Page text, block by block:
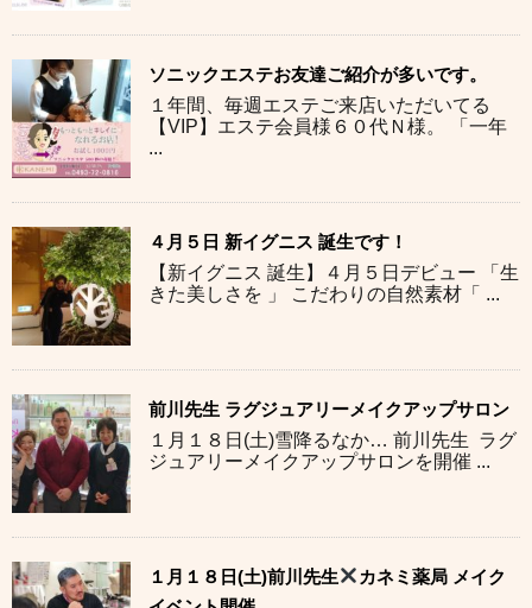
ソニックエステお友達ご紹介が多いです。
１年間、毎週エステご来店いただいてる
【VIP】エステ会員様６０代Ｎ様。 「一年
...
４月５日 新イグニス 誕生です！
【新イグニス 誕生】４月５日デビュー 「生
きた美しさを 」 こだわりの自然素材「 ...
前川先生 ラグジュアリーメイクアップサロン
１月１８日(土)雪降るなか… 前川先生 ラグ
ジュアリーメイクアップサロンを開催 ...
１月１８日(土)前川先生
カネミ薬局 メイク